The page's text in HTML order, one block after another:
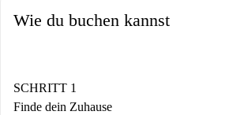
Wie du buchen kannst
SCHRITT 1
Finde dein Zuhause